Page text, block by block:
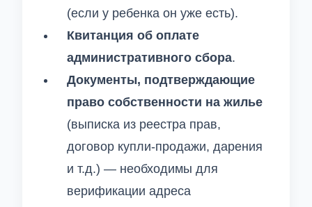
(если у ребенка он уже есть).
Квитанция об оплате
административного сбора.
Документы, подтверждающие
право собственности на жилье
(выписка из реестра прав,
договор купли-продажи, дарения
и т.д.) — необходимы для
верификации адреса